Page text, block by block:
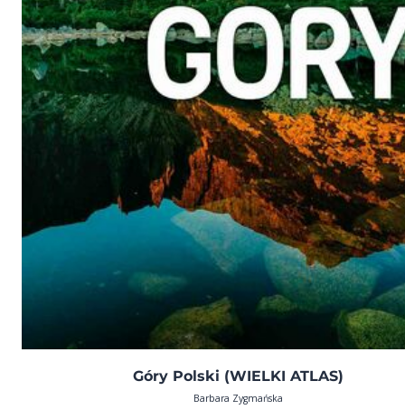
Góry Polski (WIELKI ATLAS)
Barbara Zygmańska